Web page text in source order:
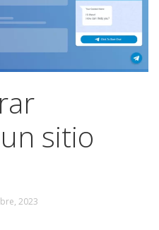
sitio
2023